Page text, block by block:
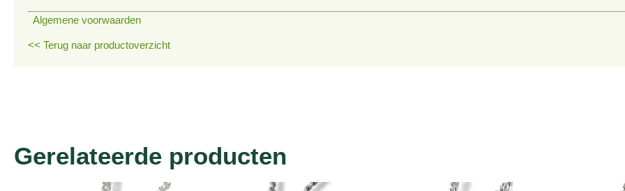
Algemene voorwaarden
<< Terug naar productoverzicht
Gerelateerde producten